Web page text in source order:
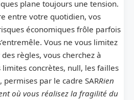
plane toujours une tension.
entre votre quotidien, vos
économiques frôle parfois
Vous ne vous limitez
règles, vous cherchez à
concrètes, null, les failles
permises par le cadre SARRien
où vous réalisez la fragilité du